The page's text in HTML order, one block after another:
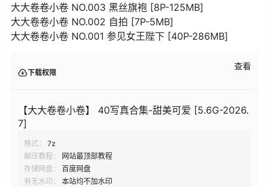
大大卷卷小卷 NO.003 黑丝旗袍 [8P-125MB]
大大卷卷小卷 NO.002 自拍 [7P-5MB]
大大卷卷小卷 NO.001 参见女王陛下 [40P-286MB]
下载权限
查看
【大大卷卷小卷】 40写真合集-甜美可爱 [5.6G-2026.
7]
格式：
7z
解压教程：
网站最顶部教程
存储网盘：
百度网盘
有无水印：
本站均不加水印